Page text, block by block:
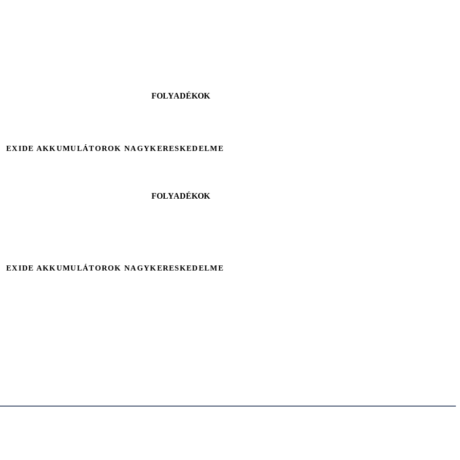
FOLYADÉKOK
EXIDE AKKUMULÁTOROK NAGYKERESKEDELME
FOLYADÉKOK
EXIDE AKKUMULÁTOROK NAGYKERESKEDELME